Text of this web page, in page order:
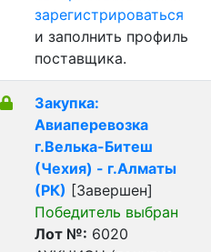
зарегистрироваться
и заполнить профиль
поставщика.
Закупка:
Авиаперевозка
г.Велька-Битеш
(Чехия) - г.Алматы
(РК) [Завершен]
Победитель выбран
Лот №: 6020